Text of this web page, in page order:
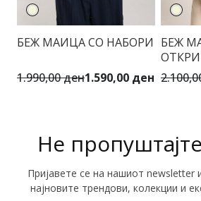
БЕЖ МАИЦА СО НАБОРИ
1.990,00 ден1.590,00 ден
БЕЖ
Не
Пријавете се на нашиот newsletter
најновите трендови, колекции и